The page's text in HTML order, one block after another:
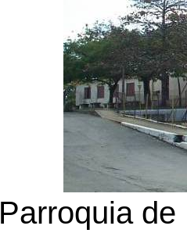
Parroquia